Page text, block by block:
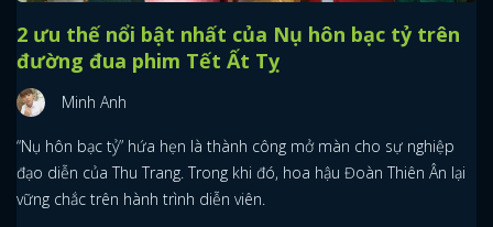
2 ưu thế nổi bật nhất của Nụ hôn bạc tỷ trên
đường đua phim Tết Ất Tỵ
Minh Anh
“Nụ hôn bạc tỷ” hứa hẹn là thành công mở màn cho sự nghiệp
đạo diễn của Thu Trang. Trong khi đó, hoa hậu Đoàn Thiên Ân lại
vững chắc trên hành trình diễn viên.